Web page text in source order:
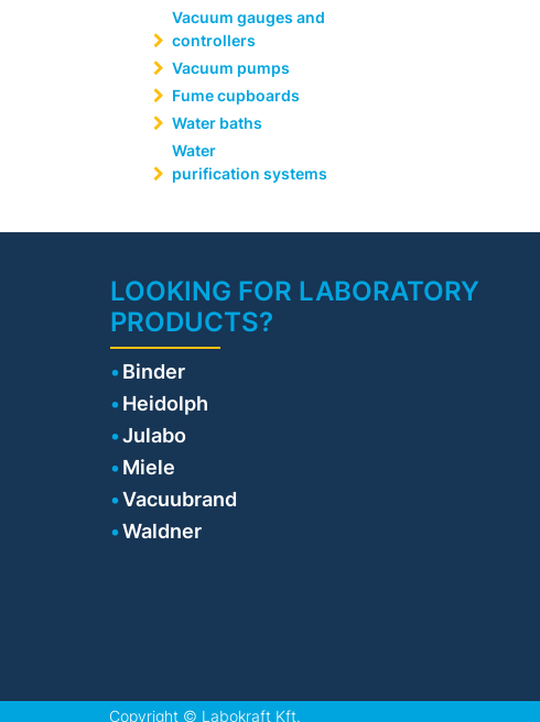
Vacuum gauges and
controllers
Vacuum pumps
Fume cupboards
Water baths
Water
purification systems
LOOKING FOR LABORATORY
PRODUCTS?
Binder
Heidolph
Julabo
Miele
Vacuubrand
Waldner
Copyright © Labokraft Kft.